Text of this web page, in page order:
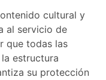
cultural y
al servicio de
que todas las
estructura
su protección